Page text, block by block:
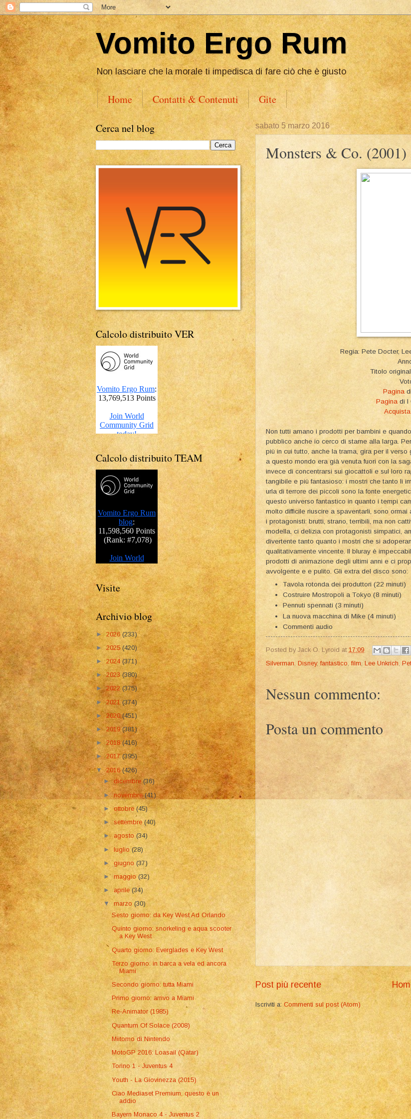
Vomito Ergo Rum
Non lasciare che la morale ti impedisca di fare ciò che è giusto
Home Contatti & Contenuti Gite
sabato 5 marzo 2016
Monsters & Co. (2001)
Regia: Pete Docter,
Titolo
Pagina
Pagina di I
Acquista
Non tutti amano i prodotti per bambini e
pubblico anche io cerco di starne alla larga.
più in cui tutto, anche la trama, gira per il
a questo mondo era già venuta fuori con la
invece di concentrarsi sui giocattoli e sul loro
tangibile e più fantasioso: i mostri che tanto li
urla di terrore dei piccoli sono la fonte
questo universo fantastico in quanto i tempi
molto difficile riuscire a spaventarli, sono
i protagonisti: brutti, strano, terribili, ma non
modella, ci delizia con protagonisti simpatici,
divertente tanto quanto i mostri che si
qualitativamente vincente. Il bluray è
prodotti di animazione degli ultimi anni e ci
avvolgente e e pulito. Gli extra del disco sono:
Tavola rotonda dei produttori (22 minuti)
Costruire Mostropoli a Tokyo (8 minuti)
Pennuti spennati (3 minuti)
La nuova macchina di Mike (4 minuti)
Commenti audio
Posted by Jack O. Lyroid at 17:09
Silverman Disney,fantastico ,film, Lee Unkrich
Nessun commento:
Posta un commento
Post più recente
Iscriviti a:Commenti sul post (Atom)
Cerca nel blog
Calcolo distribuito VER
Calcolo distribuito TEAM
Visite
Archivio blog
► 2026(233)
►2025(420)
►2024 (371)
►2023(380)
►2022 (375)
►2021(374)
►2020(451)
►2019(381)
►2018(416)
►2017(395)
▼2016(426)
►dicembre(36)
►novembre(41)
►ottobre(45)
►settembre(40)
►agosto(34)
►luglio(28)
►giugno(37)
►maggio(32)
►aprile(34)
▼marzo(30)
Sesto giorno: da Key West Ad Orlando
Quinto giorno: snorkeling e aqua scooter
a Key West
Quarto giorno: Everglades e Key West
Terzo giorno: in barca a vela ed ancora
Miami
Secondo giorno: tutta Miami
Primo giorno: arrivo a Miami
Re-Animator (1985)
Quantum Of Solace (2008)
Miitomo di Nintendo
MotoGP 2016: Loasail (Qatar)
Torino 1 - Juventus 4
Youth - La Giovinezza (2015)
Ciao Mediaset Premium, questo è un
addio
Bayern Monaco 4 - Juventus 2